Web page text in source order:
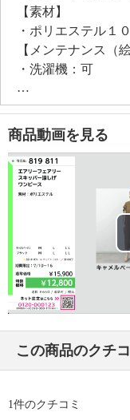
【素材】
・ポリエステル１
【メンテナンス（
・洗濯機：可
・漂白処理：塩素
・タンブル乾燥：
・自然乾燥：日陰
・アイロン仕上げ
・ドライクリーニ
・ウエットクリー
【メンテナンス（
・中国製
商品動画を見る
この商品のクチ
1件のクチコミ